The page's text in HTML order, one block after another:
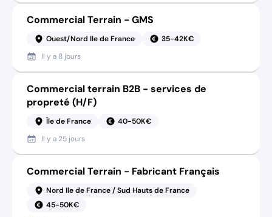
Commercial Terrain - GMS
Ouest/Nord Ile de France
35-42K€
Il y a 8 jours
Commercial terrain B2B - services de
propreté (H/F)
Île de France
40-50K€
Il y a 25 jours
Commercial Terrain - Fabricant Français
Nord Ile de France / Sud Hauts de France
45-50K€